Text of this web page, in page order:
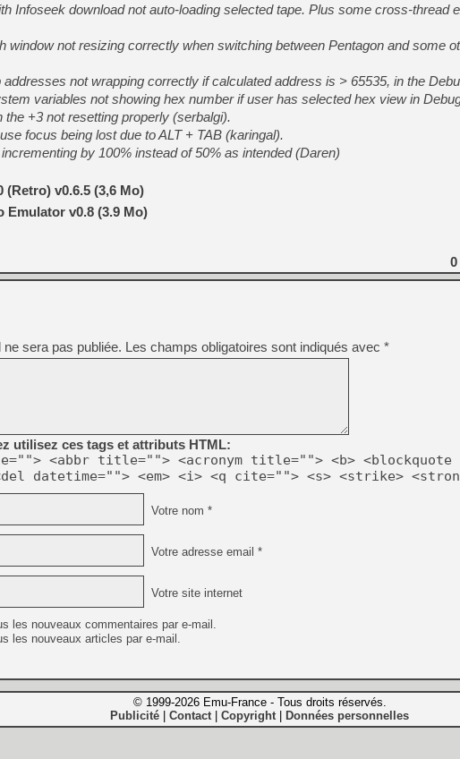
Infoseek download not auto-loading selected tape. Plus some cross-thread
window not resizing correctly when switching between Pentagon and some
not wrapping correctly if calculated address is > 65535, in the
variables not showing hex number if user has selected hex view in
the +3 not resetting properly (serbalgi).
focus being lost due to ALT + TAB (karingal).
by 100% instead of 50% as intended (Daren)
(Retro) v0.6.5 (3,6 Mo)
Emulator v0.8 (3.9 Mo)
0
sera pas publiée. Les champs obligatoires sont indiqués avec *
utilisez ces tags et attributs HTML:
<abbr title=""> <acronym title=""> <b> <blockquote
datetime=""> <em> <i> <q cite=""> <s> <strike>
Votre nom *
Votre adresse email *
Votre site internet
les nouveaux commentaires par e-mail.
les nouveaux articles par e-mail.
© 1999-2026 Emu-France - Tous droits réservés.
Publicité Contact| Copyright| Données personnelles